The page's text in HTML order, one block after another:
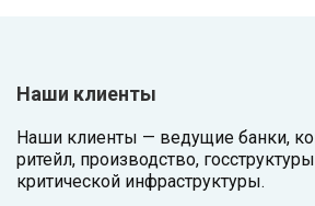
Наши клиенты
Наши клиенты — ведущие банки,
ритейл, производство,
критической инфраструктуры.